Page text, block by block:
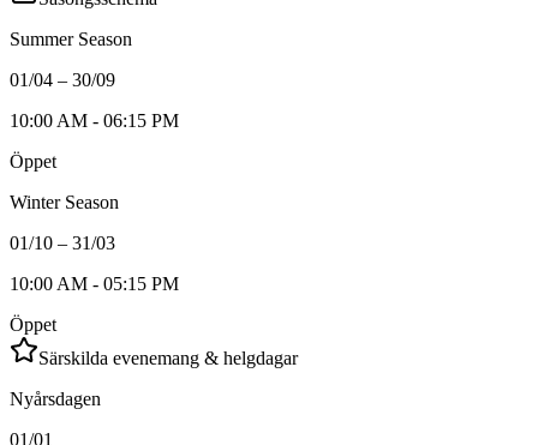
Summer Season
01/04 – 30/09
10:00 AM - 06:15 PM
Öppet
Winter Season
01/10 – 31/03
10:00 AM - 05:15 PM
Öppet
Särskilda evenemang & helgdagar
Nyårsdagen
01/01